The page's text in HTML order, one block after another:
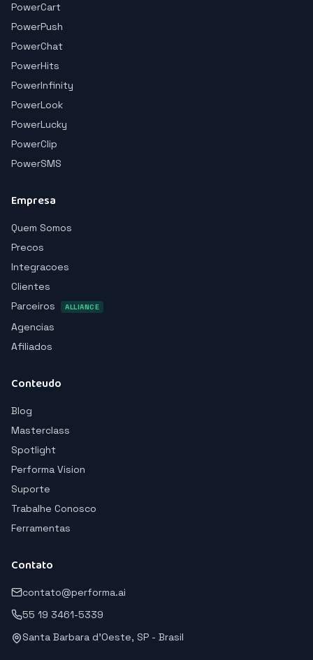
PowerCart
PowerPush
PowerChat
PowerHits
PowerInfinity
PowerLook
PowerLucky
PowerClip
PowerSMS
Empresa
Quem Somos
Precos
Integracoes
Clientes
Parceiros
ALLIANCE
Agencias
Afiliados
Conteudo
Blog
Masterclass
Spotlight
Performa Vision
Suporte
Trabalhe Conosco
Ferramentas
Contato
contato@performa.ai
55 19 3461-5339
Santa Barbara d'Oeste, SP - Brasil